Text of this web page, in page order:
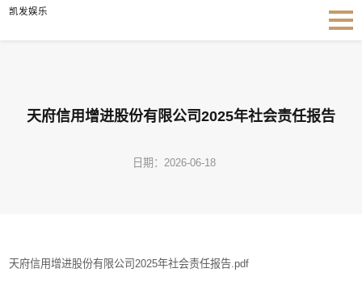
天府信用增进股份有限公司2025年社会责任报告-凯发娱乐
凯发娱乐
天府信用增进股份有限公司2025年社会责任报告
日期：2026-06-18
天府信用增进股份有限公司2025年社会责任报告.pdf